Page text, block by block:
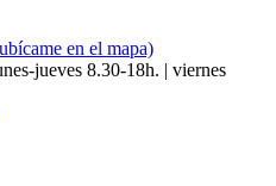
en el mapa)
jueves 8.30-18h. | viernes